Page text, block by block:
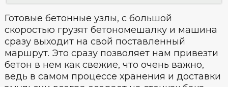
Готовые бетонные узлы, с большой
скоростью грузят бетономешалку и машина
сразу выходит на свой поставленный
маршрут. Это сразу позволяет нам привезти
бетон в нем как свежие, что очень важно,
ведь в самом процессе хранения и доставки